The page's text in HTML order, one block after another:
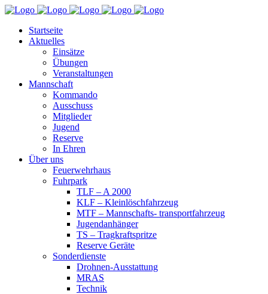
Startseite
Aktuelles
Einsätze
Übungen
Veranstaltungen
Mannschaft
Kommando
Ausschuss
Mitglieder
Jugend
Reserve
In Ehren
Über uns
Feuerwehrhaus
Fuhrpark
TLF – A 2000
KLF – Kleinlöschfahrzeug
MTF – Mannschafts- transportfahrzeug
Jugendanhänger
TS – Tragkraftspritze
Reserve Geräte
Sonderdienste
Drohnen-Ausstattung
MRAS
Technik